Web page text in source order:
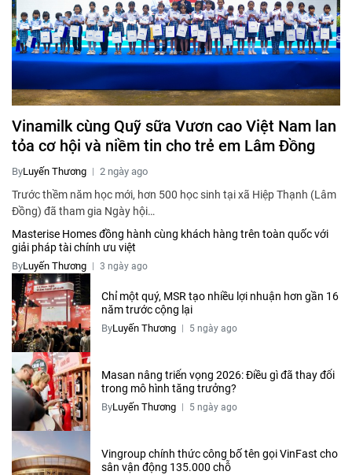
Vinamilk cùng Quỹ sữa Vươn cao Việt Nam lan
tỏa cơ hội và niềm tin cho trẻ em Lâm Đồng
ByLuyến Thương 2 ngày ago
Trước thềm năm học mới, hơn 500 học sinh tại xã Hiệp Thạnh (Lâm
Đồng) đã tham gia Ngày hội…
Masterise Homes đồng hành cùng khách hàng trên toàn quốc với
giải pháp tài chính ưu việt
ByLuyến Thương 3 ngày ago
Chỉ một quý, MSR tạo nhiều lợi nhuận hơn gần 16
năm trước cộng lại
ByLuyến Thương 5 ngày ago
Masan nâng triển vọng 2026: Điều gì đã thay đổi
trong mô hình tăng trưởng?
ByLuyến Thương 5 ngày ago
Vingroup chính thức công bố tên gọi VinFast cho
sân vận động 135.000 chỗ